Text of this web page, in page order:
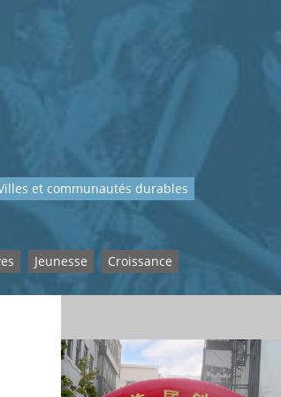
et communautés durables
Jeunesse Croissance